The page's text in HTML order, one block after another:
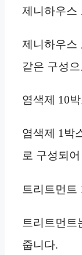
제니하우스
제니하우스
같은 구성
염색제 10
염색제 1박
로 구성되
트리트먼트
트리트먼트
줍니다.